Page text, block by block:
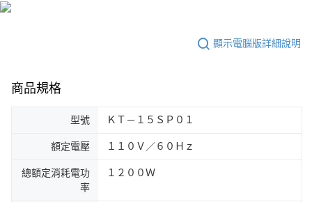
顯示電腦版詳細說明
商品規格
型號 ＫＴ－１５ＳＰ０１
額定電壓 １１０Ｖ／６０Ｈｚ
總額定消耗電功
率
１２００Ｗ